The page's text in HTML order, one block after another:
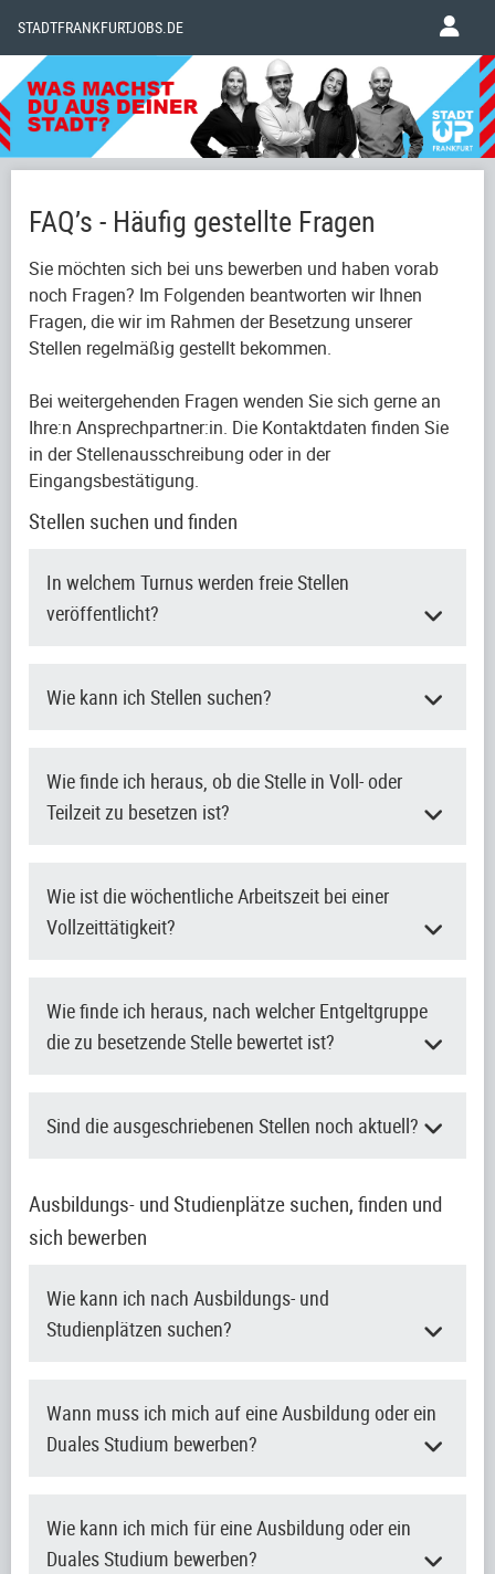
STADTFRANKFURTJOBS.DE
FAQ’s - Häufig gestellte Fragen
Sie möchten sich bei uns bewerben und haben vorab
noch Fragen? Im Folgenden beantworten wir Ihnen
Fragen, die wir im Rahmen der Besetzung unserer
Stellen regelmäßig gestellt bekommen.
Bei weitergehenden Fragen wenden Sie sich gerne an
Ihre:n Ansprechpartner:in. Die Kontaktdaten finden Sie
in der Stellenausschreibung oder in der
Eingangsbestätigung.
Stellen suchen und finden
In welchem Turnus werden freie Stellen
veröffentlicht?
Wie kann ich Stellen suchen?
Wie finde ich heraus, ob die Stelle in Voll- oder
Teilzeit zu besetzen ist?
Wie ist die wöchentliche Arbeitszeit bei einer
Vollzeittätigkeit?
Wie finde ich heraus, nach welcher Entgeltgruppe
die zu besetzende Stelle bewertet ist?
Sind die ausgeschriebenen Stellen noch aktuell?
Ausbildungs- und Studienplätze suchen, finden und
sich bewerben
Wie kann ich nach Ausbildungs- und
Studienplätzen suchen?
Wann muss ich mich auf eine Ausbildung oder ein
Duales Studium bewerben?
Wie kann ich mich für eine Ausbildung oder ein
Duales Studium bewerben?